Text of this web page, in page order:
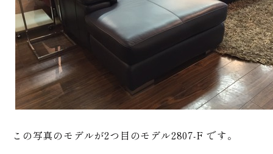
この写真のモデルが2つ目のモデル2807-F です。